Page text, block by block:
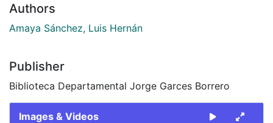
Authors
Amaya Sánchez, Luis Hernán
Publisher
Biblioteca Departamental Jorge Garces Borrero
Images & Videos